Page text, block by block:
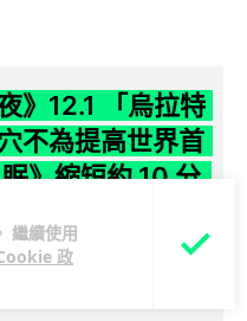
繼續使用
政
》12.1 「烏拉特
不為提高世界首
》縮短約 10 分
「烏拉特克的詛咒」將
域「盤蛇島」、地城「毒牙